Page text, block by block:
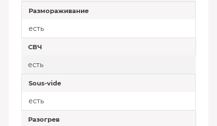
Размораживание
есть
СВЧ
есть
Sous-vide
есть
Разогрев